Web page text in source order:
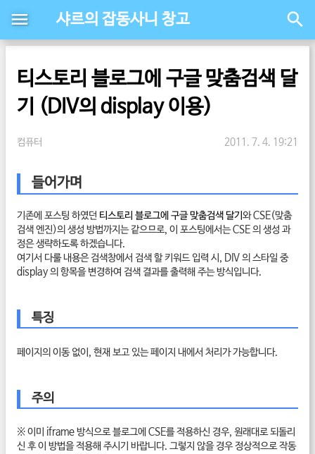
샤르의 잡동사니 창고
티스토리 블로그에 구글 맞춤검색 달
기 (DIV의 display 이용)
컴퓨터 2011. 7. 4. 19:21
들어가며
기존에 포스팅 하였던 티스토리 블로그에 구글 맞춤검색 달기 와 CSE(맞춤
검색 엔진)의 생성 방법까지는 같으므로, 이 포스팅에서는 CSE 의 생성 과
정은 생략하도록 하겠습니다.
여기서 다룰 내용은 검색창에서 검색 할 키워드 입력 시, DIV 의 스타일 중
display 의 항목을 변경하여 검색 결과를 출력해 주는 방식입니다.
특징
페이지의 이동 없이, 현재 보고 있는 페이지 내에서 처리가 가능합니다.
주의
※ 이미 iframe 방식으로 블로그에 CSE를 적용하신 경우, 원래대로 되돌리
신 후 이 방법을 적용해 주시기 바랍니다. 그렇지 않을 경우 정상적으로 작동